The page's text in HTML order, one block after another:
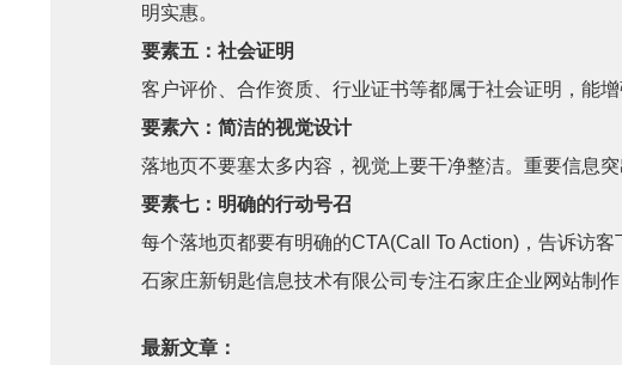
明实惠。
要素五：社会证明
客户评价、合作资质、行业证书等都属于社会证明，能
要素六：简洁的视觉设计
落地页不要塞太多内容，视觉上要干净整洁。重要信息
要素七：明确的行动号召
每个落地页都要有明确的CTA(Call To Action)，告诉访
石家庄新钥匙信息技术有限公司专注石家庄企业网站制
最新文章：